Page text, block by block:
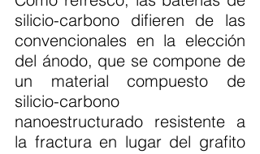
silicio-carbono difieren de las
convencionales en la elección
del ánodo, que se compone de
un material compuesto de
silicio-carbono
nanoestructurado resistente a
la fractura en lugar del grafito